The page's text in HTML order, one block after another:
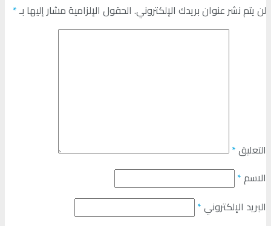
لن يتم نشر عنوان بريدك الإلكتروني. الحقول الإلزامية مشار إليها بـ*
التعليق*
الاسم*
البريد الإلكتروني*